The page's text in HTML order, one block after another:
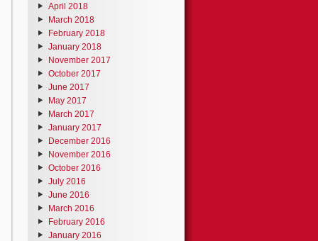
April 2018
March 2018
February 2018
January 2018
November 2017
October 2017
June 2017
May 2017
March 2017
January 2017
December 2016
November 2016
October 2016
July 2016
June 2016
March 2016
February 2016
January 2016